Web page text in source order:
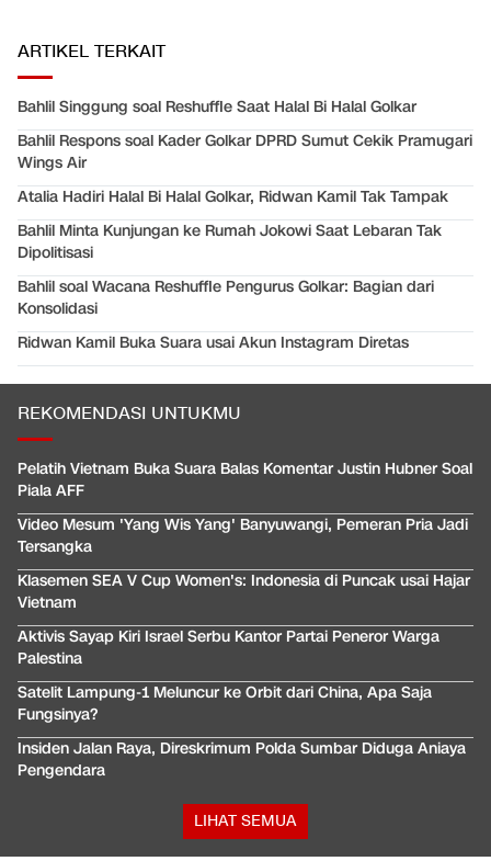
ARTIKEL TERKAIT
Bahlil Singgung soal Reshuffle Saat Halal Bi Halal Golkar
Bahlil Respons soal Kader Golkar DPRD Sumut Cekik Pramugari
Wings Air
Atalia Hadiri Halal Bi Halal Golkar, Ridwan Kamil Tak Tampak
Bahlil Minta Kunjungan ke Rumah Jokowi Saat Lebaran Tak
Dipolitisasi
Bahlil soal Wacana Reshuffle Pengurus Golkar: Bagian dari
Konsolidasi
Ridwan Kamil Buka Suara usai Akun Instagram Diretas
REKOMENDASI UNTUKMU
Pelatih Vietnam Buka Suara Balas Komentar Justin Hubner Soal
Piala AFF
Video Mesum 'Yang Wis Yang' Banyuwangi, Pemeran Pria Jadi
Tersangka
Klasemen SEA V Cup Women's: Indonesia di Puncak usai Hajar
Vietnam
Aktivis Sayap Kiri Israel Serbu Kantor Partai Peneror Warga
Palestina
Satelit Lampung-1 Meluncur ke Orbit dari China, Apa Saja
Fungsinya?
Insiden Jalan Raya, Direskrimum Polda Sumbar Diduga Aniaya
Pengendara
LIHAT SEMUA